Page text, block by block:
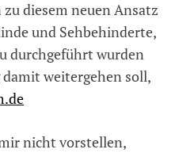
diesem neuen Ansatz
und Sehbehinderte,
durchgeführt wurden
weitergehen soll,
nicht vorstellen,